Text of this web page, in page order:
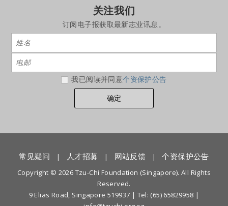
关注我们
订阅电子报获取最新志业讯息。
我已阅读并同意个资保护公告
常见疑问 | 人才招募 | 网站反馈 | 个资保护公告
Copyright © 2026 Tzu-Chi Foundation (Singapore). All Rights
Reserved.
9 Elias Road, Singapore 519937 | Tel: (65) 65829958 |